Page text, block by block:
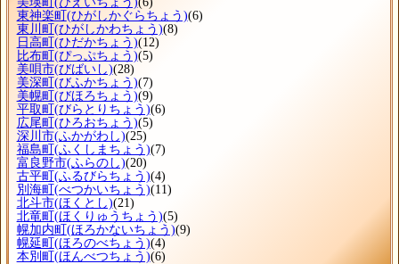
東神楽町 (ひがしかぐらちょう)(6)
東川町 (ひがしかわちょう)(8)
日高町 (ひだかちょう)(12)
比布町 (ぴっぷちょう)(5)
美唄市(びばいし)(28)
美深町 (びふかちょう)(7)
美幌町 (びほろちょう)(9)
平取町 (びらとりちょう)(6)
広尾町 (ひろおちょう)(5)
深川市(ふかがわし)(25)
福島町 (ふくしまちょう)(7)
富良野市(ふらのし)(20)
古平町 (ふるびらちょう)(4)
別海町 (べつかいちょう)(11)
北斗市(ほくとし)(21)
北竜町 (ほくりゅうちょう)(5)
幌加内町 (ほろかないちょう)(9)
幌延町 (ほろのべちょう)(4)
本別町 (ほんべつちょう)(6)